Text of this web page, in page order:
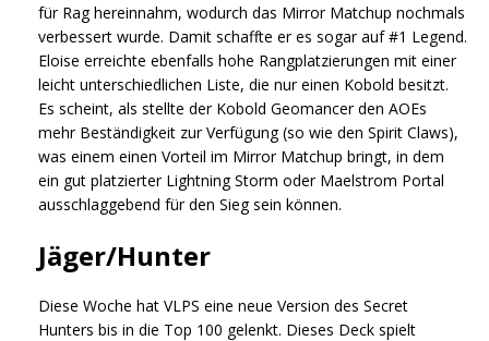
für Rag hereinnahm, wodurch das Mirror Matchup nochmals
verbessert wurde. Damit schaffte er es sogar auf #1 Legend.
Eloise erreichte ebenfalls hohe Rangplatzierungen mit einer
leicht unterschiedlichen Liste, die nur einen Kobold besitzt.
Es scheint, als stellte der Kobold Geomancer den AOEs
mehr Beständigkeit zur Verfügung (so wie den Spirit Claws),
was einem einen Vorteil im Mirror Matchup bringt, in dem
ein gut platzierter Lightning Storm oder Maelstrom Portal
ausschlaggebend für den Sieg sein können.
Jäger/Hunter
Diese Woche hat VLPS eine neue Version des Secret
Hunters bis in die Top 100 gelenkt. Dieses Deck spielt